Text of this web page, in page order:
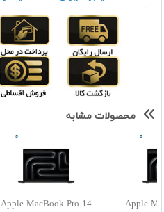
محصولات مشابه
Apple MacBook Pro 14
Apple